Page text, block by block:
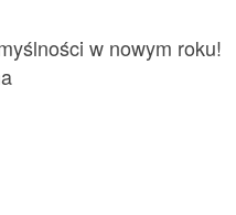
w nowym roku!